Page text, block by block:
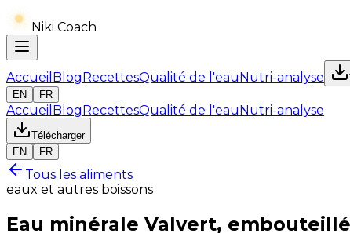
Niki Coach
Accueil BlogRecettesQualité de l'eauNutri-analyse
EN
FR
Accueil BlogRecettesQualité de l'eauNutri-analyse
Télécharger
EN
FR
Tous les aliments
eaux et autres boissons
Eau minérale Valvert,